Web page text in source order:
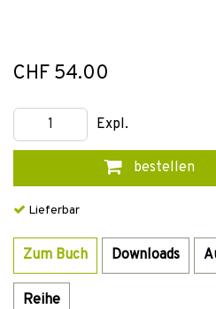
CHF 54.00
Expl.
bestellen
Lieferbar
Zum Buch Downloads
Reihe